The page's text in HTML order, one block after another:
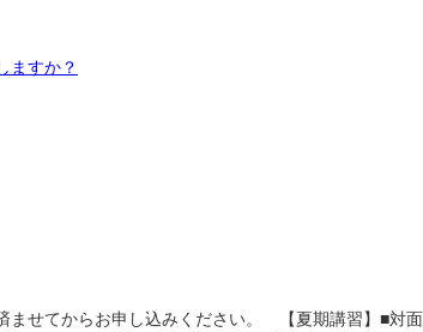
ますか？
ませてからお申し込みください。 【夏期講習】■対面